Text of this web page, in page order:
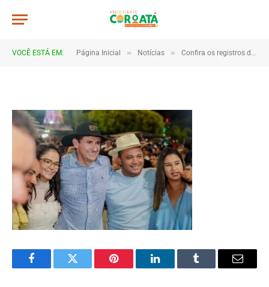
VOCÊ ESTÁ EM: Página Inicial » Notícias » Confira os registros da virada de ano em Coroatá
4B2A2231
FacebookTwitter Pinterest LinkedInTumblr Email